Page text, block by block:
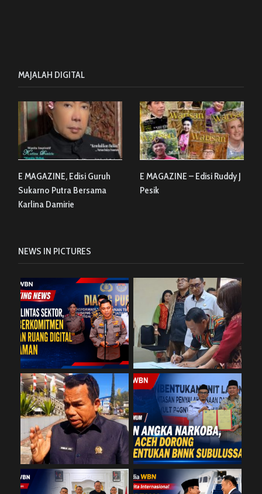
MAJALAH DIGITAL
E MAGAZINE, Edisi Guruh
Sukarno Putra Bersama
Karlina Damirie
E MAGAZINE – Edisi Ruddy J
Pesik
NEWS IN PICTURES